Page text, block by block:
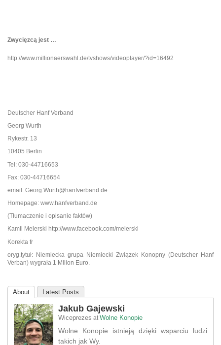
Zwycięzcą jest …
http://www.millionaerswahl.de/tvshows/videoplayer/?id=16492
Deutscher Hanf Verband
Georg Wurth
Rykestr. 13
10405 Berlin
Tel: 030-44716653
Fax: 030-44716654
email: Georg.Wurth@hanfverband.de
Homepage: www.hanfverband.de
(Tłumaczenie i opisanie faktów)
Kamil Melerski http://www.facebook.com/melerski
Korekta fr
oryg.tytuł: Niemiecka grupa Niemiecki Związek Konopny (Deutscher Hanf
Verban) wygrała 1 Milion Euro.
About Latest Posts
Jakub Gajewski
Wiceprezes atWolne Konopie
Wolne Konopie istnieją dzięki wsparciu ludzi
takich jak Wy.